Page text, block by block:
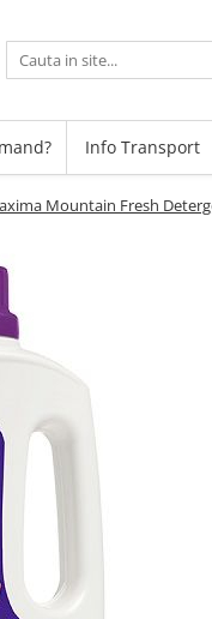
Info Transport
Mountain Fresh